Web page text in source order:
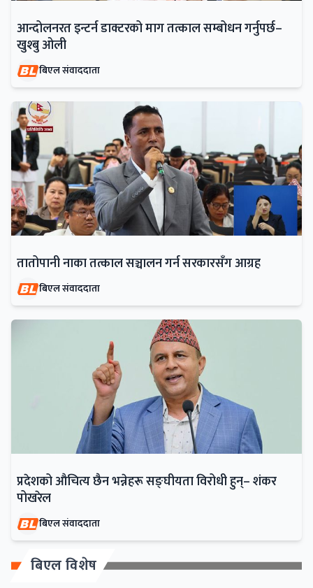
आन्दोलनरत इन्टर्न डाक्टरको माग तत्काल सम्बोधन गर्नुपर्छ–
खुश्बु ओली
बिएल संवाददाता
तातोपानी नाका तत्काल सञ्चालन गर्न सरकारसँग आग्रह
बिएल संवाददाता
प्रदेशको औचित्य छैन भन्नेहरू सङ्घीयता विरोधी हुन्– शंकर
पोखरेल
बिएल संवाददाता
बिएल विशेष